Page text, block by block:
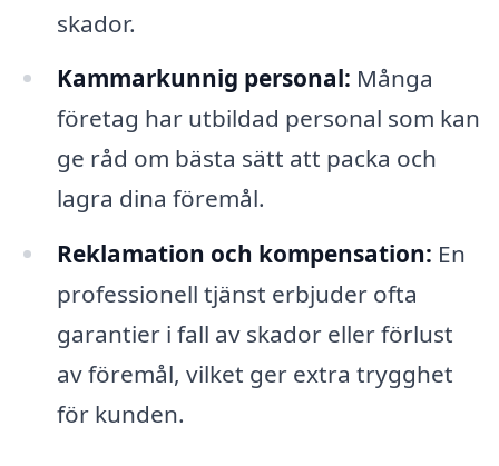
skador.
Kammarkunnig personal: Många
företag har utbildad personal som kan
ge råd om bästa sätt att packa och
lagra dina föremål.
Reklamation och kompensation: En
professionell tjänst erbjuder ofta
garantier i fall av skador eller förlust
av föremål, vilket ger extra trygghet
för kunden.